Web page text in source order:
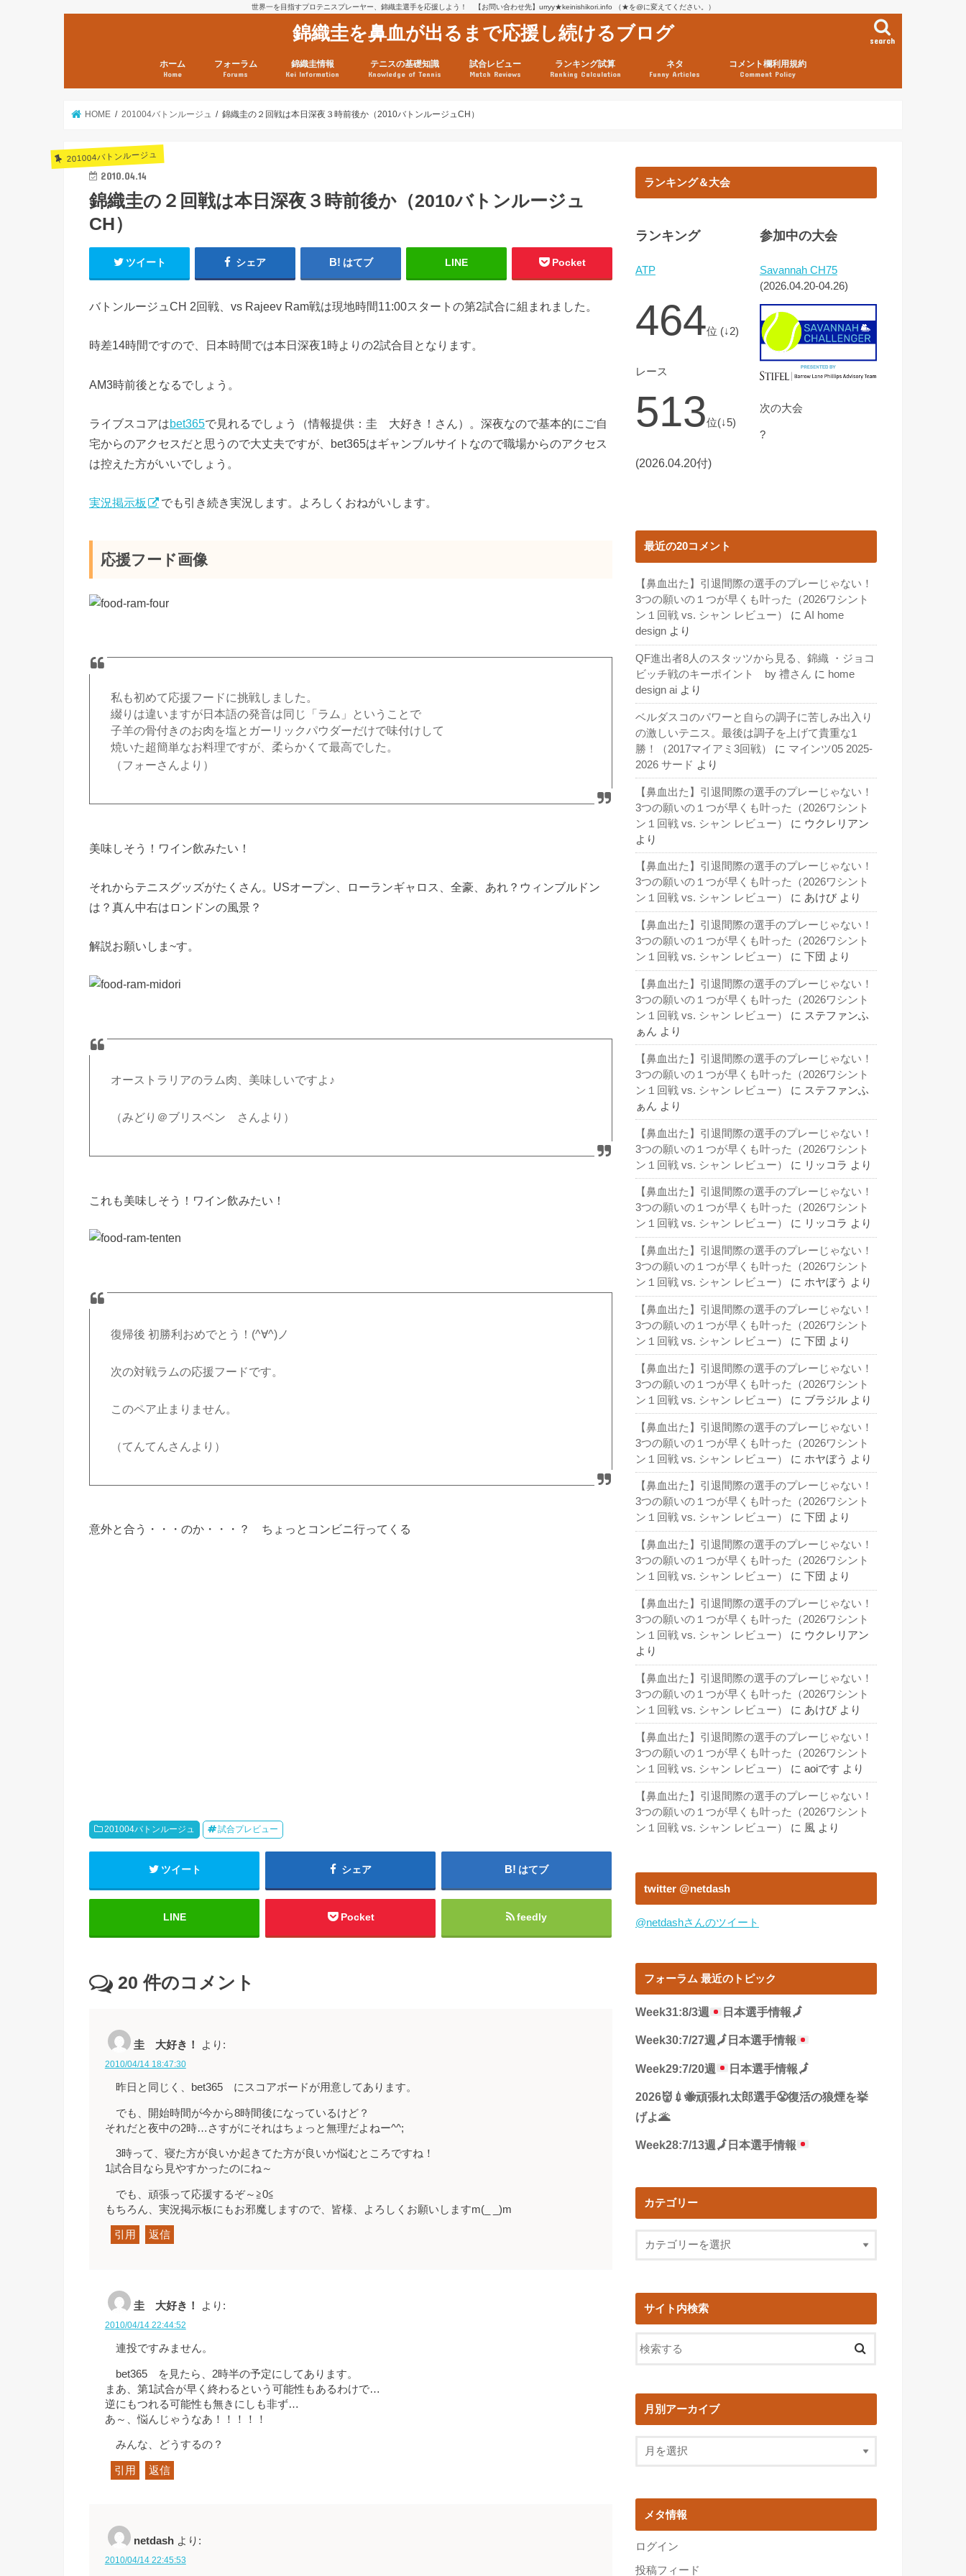
世界一を目指すプロテニスプレーヤー、錦織圭選手を応援しよう！ 【お問い合わせ先】urryy★keinishikori.info （★を@に変えてください。）
錦織圭を鼻血が出るまで応援し続けるブログ search
ホーム
Home
フォーラム
Forums
錦織圭情報
Kei Information
日現在）
点）
テニスの基礎知識
Knowledge of Tennis
試合レビュー
Match Reviews
ランキング試算
Ranking Calculation
ネタ
Funny Articles
コメント欄利用規約
Comment Policy
HOME 201004バトンルージュ 錦織圭の２回戦は本日深夜３時前後か（2010バトンルージュCH）
201004バトンルージュ
2010.04.14
錦織圭の２回戦は本日深夜３時前後か（2010バトンルージュ
CH）
ツイート シェア はてブ LINE Pocket
バトンルージュCH 2回戦、vs Rajeev Ram戦は現地時間11:00スタートの第2試合に組まれました。
時差14時間ですので、日本時間では本日深夜1時よりの2試合目となります。
AM3時前後となるでしょう。
ライブスコアはbet365で見れるでしょう（情報提供：圭 大好き！さん）。深夜なので基本的にご自
宅からのアクセスだと思うので大丈夫ですが、bet365はギャンブルサイトなので職場からのアクセス
は控えた方がいいでしょう。
実況掲示板 でも引き続き実況します。よろしくおねがいします。
応援フード画像
私も初めて応援フードに挑戦しました。
綴りは違いますが日本語の発音は同じ「ラム」ということで
子羊の骨付きのお肉を塩とガーリックパウダーだけで味付けして
焼いた超簡単なお料理ですが、柔らかくて最高でした。
（フォーさんより）
美味しそう！ワイン飲みたい！
それからテニスグッズがたくさん。USオープン、ローランギャロス、全豪、あれ？ウィンブルドン
は？真ん中右はロンドンの風景？
解説お願いしま~す。
オーストラリアのラム肉、美味しいですよ♪
（みどり＠ブリスベン さんより）
これも美味しそう！ワイン飲みたい！
復帰後 初勝利おめでとう！(^∀^)ノ
次の対戦ラムの応援フードです。
このペア止まりません。
（てんてんさんより）
意外と合う・・・のか・・・？ ちょっとコンビニ行ってくる
201004バトンルージュ 試合プレビュー
ツイート シェア はてブ
LINE Pocket feedly
20 件のコメント
圭 大好き！ より:
2010/04/14 18:47:30
昨日と同じく、bet365 にスコアボードが用意してあります。
でも、開始時間が今から8時間後になっているけど？
それだと夜中の2時…さすがにそれはちょっと無理だよねー^^;
3時って、寝た方が良いか起きてた方が良いか悩むところですね！
1試合目なら見やすかったのにね～
でも、頑張って応援するぞ～≧0≦
もちろん、実況掲示板にもお邪魔しますので、皆様、よろしくお願いしますm(_ _)m
引用 返信
圭 大好き！ より:
2010/04/14 22:44:52
連投ですみません。
bet365 を見たら、2時半の予定にしてあります。
まあ、第1試合が早く終わるという可能性もあるわけで…
逆にもつれる可能性も無きにしも非ず…
あ～、悩んじゃうなあ！！！！！
みんな、どうするの？
引用 返信
netdash より:
2010/04/14 22:45:53
ランキング＆大会
ランキング
ATP
464位 (↓2)
レース
513位(↓5)
(2026.04.20付)
参加中の大会
Savannah CH75
(2026.04.20-04.26)
次の大会
?
最近の20コメント
【鼻血出た】引退間際の選手のプレーじゃない！
3つの願いの１つが早くも叶った（2026ワシント
ン１回戦 vs. シャン レビュー）
に AI home
design より
QF進出者8人のスタッツから見る、錦織 ・ジョコ
ビッチ戦のキーポイント by 禮さん に home
design ai より
ベルダスコのパワーと自らの調子に苦しみ出入り
の激しいテニス。最後は調子を上げて貴重な1
勝！（2017マイアミ3回戦）
に マインツ05 2025-
2026 サード より
【鼻血出た】引退間際の選手のプレーじゃない！
3つの願いの１つが早くも叶った（2026ワシント
ン１回戦 vs. シャン レビュー）
に ウクレリアン
より
【鼻血出た】引退間際の選手のプレーじゃない！
3つの願いの１つが早くも叶った（2026ワシント
ン１回戦 vs. シャン レビュー）
に あけび より
【鼻血出た】引退間際の選手のプレーじゃない！
3つの願いの１つが早くも叶った（2026ワシント
ン１回戦 vs. シャン レビュー）
に 下団 より
【鼻血出た】引退間際の選手のプレーじゃない！
3つの願いの１つが早くも叶った（2026ワシント
ン１回戦 vs. シャン レビュー）
に ステファンふ
ぁん より
【鼻血出た】引退間際の選手のプレーじゃない！
3つの願いの１つが早くも叶った（2026ワシント
ン１回戦 vs. シャン レビュー）
に ステファンふ
ぁん より
【鼻血出た】引退間際の選手のプレーじゃない！
3つの願いの１つが早くも叶った（2026ワシント
ン１回戦 vs. シャン レビュー）
に リッコラ より
【鼻血出た】引退間際の選手のプレーじゃない！
3つの願いの１つが早くも叶った（2026ワシント
ン１回戦 vs. シャン レビュー）
に リッコラ より
【鼻血出た】引退間際の選手のプレーじゃない！
3つの願いの１つが早くも叶った（2026ワシント
ン１回戦 vs. シャン レビュー）
に ホヤぼう より
【鼻血出た】引退間際の選手のプレーじゃない！
3つの願いの１つが早くも叶った（2026ワシント
ン１回戦 vs. シャン レビュー）
に 下団 より
【鼻血出た】引退間際の選手のプレーじゃない！
3つの願いの１つが早くも叶った（2026ワシント
ン１回戦 vs. シャン レビュー）
に ブラジル より
【鼻血出た】引退間際の選手のプレーじゃない！
3つの願いの１つが早くも叶った（2026ワシント
ン１回戦 vs. シャン レビュー）
に ホヤぼう より
【鼻血出た】引退間際の選手のプレーじゃない！
3つの願いの１つが早くも叶った（2026ワシント
ン１回戦 vs. シャン レビュー）
に 下団 より
【鼻血出た】引退間際の選手のプレーじゃない！
3つの願いの１つが早くも叶った（2026ワシント
ン１回戦 vs. シャン レビュー）
に 下団 より
【鼻血出た】引退間際の選手のプレーじゃない！
3つの願いの１つが早くも叶った（2026ワシント
ン１回戦 vs. シャン レビュー）
に ウクレリアン
より
【鼻血出た】引退間際の選手のプレーじゃない！
3つの願いの１つが早くも叶った（2026ワシント
ン１回戦 vs. シャン レビュー）
に あけび より
【鼻血出た】引退間際の選手のプレーじゃない！
3つの願いの１つが早くも叶った（2026ワシント
ン１回戦 vs. シャン レビュー）
に aoiです より
【鼻血出た】引退間際の選手のプレーじゃない！
3つの願いの１つが早くも叶った（2026ワシント
ン１回戦 vs. シャン レビュー）
に 風 より
twitter @netdash
@netdashさんのツイート
フォーラム 最近のトピック
Week31:8/3週 日本選手情報🗾
Week30:7/27週🗾 日本選手情報
Week29:7/20週 日本選手情報🗾
2026👹💉🐝頑張れ太郎選手😤復活の狼煙を挙
げよ🌋
Week28:7/13週 🗾 日本選手情報
カテゴリー
サイト内検索
月別アーカイブ
メタ情報
ログイン
投稿フィード